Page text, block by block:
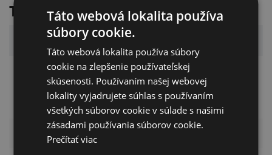
Technické parametre
Parameter
Typ krmiva
Kompletné krmivo
pre nosné prepelice
– granule
Hmotnosť balenia 25 kg
Táto webová lokalita používa
súbory cookie.
Táto webová lokalita používa súbory
cookie na zlepšenie používateľskej
skúsenosti. Používaním našej webovej
lokality vyjadrujete súhlas s používaním
všetkých súborov cookie v súlade s našimi
zásadami používania súborov cookie.
Prečítať viac